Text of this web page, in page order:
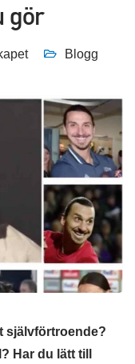
gör
Blogg
självförtroende?
Har du lätt till